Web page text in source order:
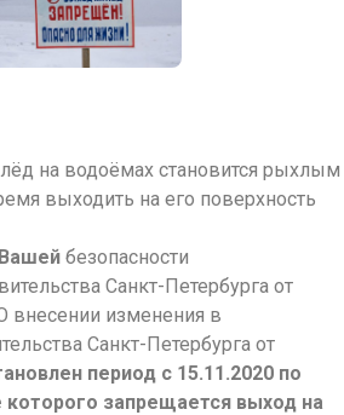
на водоёмах становится рыхлым
выходить на его поверхность
Вашей безопасности
Санкт-Петербурга от
внесении изменения в
Санкт-Петербурга от
период с 15.11.2020 по
которого запрещается выход на